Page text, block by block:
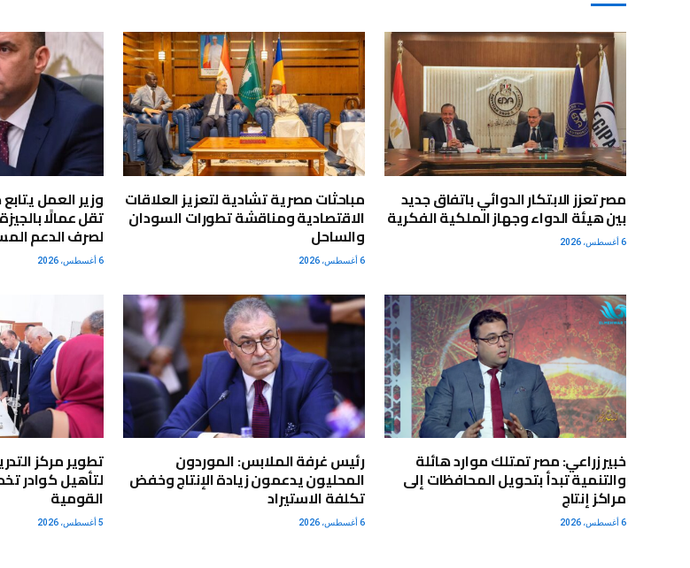
مصر تعزز الابتكار الدوائي باتفاق جديد
بين هيئة الدواء وجهاز الملكية الفكرية
6 أغسطس، 2026
مباحثات مصرية تشادية لتعزيز العلاقات
الاقتصادية ومناقشة تطورات السودان
والساحل
6 أغسطس، 2026
وزير العمل
تقل عمالًا
لصرف الدعم
6 أغسطس، 2026
خبير زراعي: مصر تمتلك موارد هائلة
والتنمية تبدأ بتحويل المحافظات إلى
مراكز إنتاج
6 أغسطس، 2026
رئيس غرفة الملابس: الموردون
المحليون يدعمون زيادة الإنتاج وخفض
تكلفة الاستيراد
6 أغسطس، 2026
لتأهيل كوادر
القومية
5 أغسطس، 2026